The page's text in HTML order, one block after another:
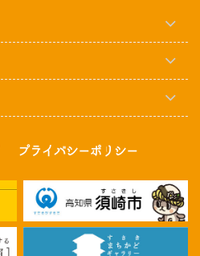
プライバシーポリシー